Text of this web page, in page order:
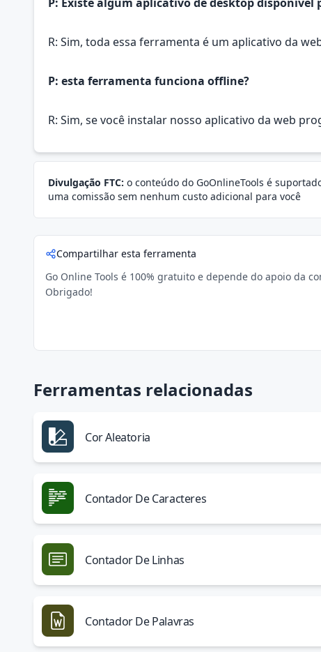
R: Sim, toda essa ferramenta é um aplicativo da
P: esta ferramenta funciona offline?
R: Sim, se você instalar nosso aplicativo da web
Divulgação FTC: o conteúdo do GoOnlineTools é
uma comissão sem nenhum custo adicional para você
Compartilhar esta ferramenta
Go Online Tools é 100% gratuito e depende do apoio da
Obrigado!
Ferramentas relacionadas
Cor Aleatoria
Contador De Caracteres
Contador De Linhas
Contador De Palavras